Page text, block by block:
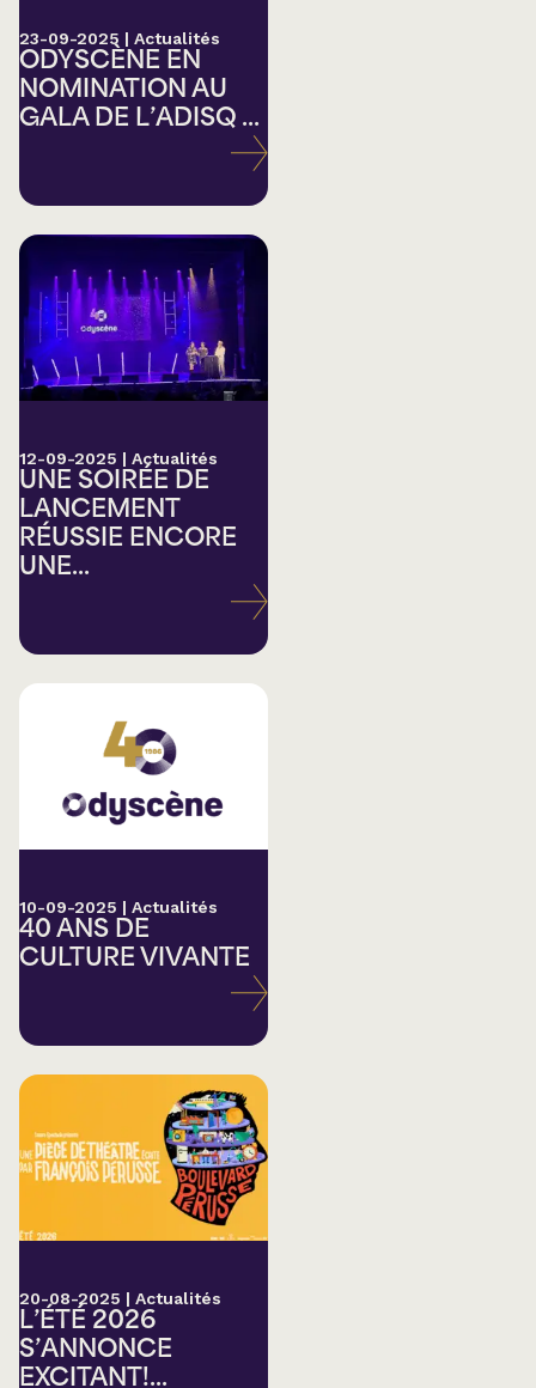
23-09-2025 | Actualités
ODYSCÈNE EN
NOMINATION AU
GALA DE L’ADISQ ...
12-09-2025 | Actualités
UNE SOIRÉE DE
LANCEMENT
RÉUSSIE ENCORE
UNE...
10-09-2025 | Actualités
40 ANS DE
CULTURE VIVANTE
20-08-2025 | Actualités
L’ÉTÉ 2026
S’ANNONCE
EXCITANT!...